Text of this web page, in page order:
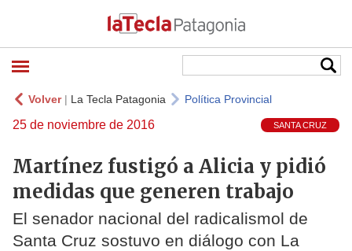
Volver| La Tecla Patagonia Política Provincial
25 de noviembre de 2016 SANTA CRUZ
Martínez fustigó a Alicia y pidió
medidas que generen trabajo
El senador nacional del radicalismol de
Santa Cruz sostuvo en diálogo con La